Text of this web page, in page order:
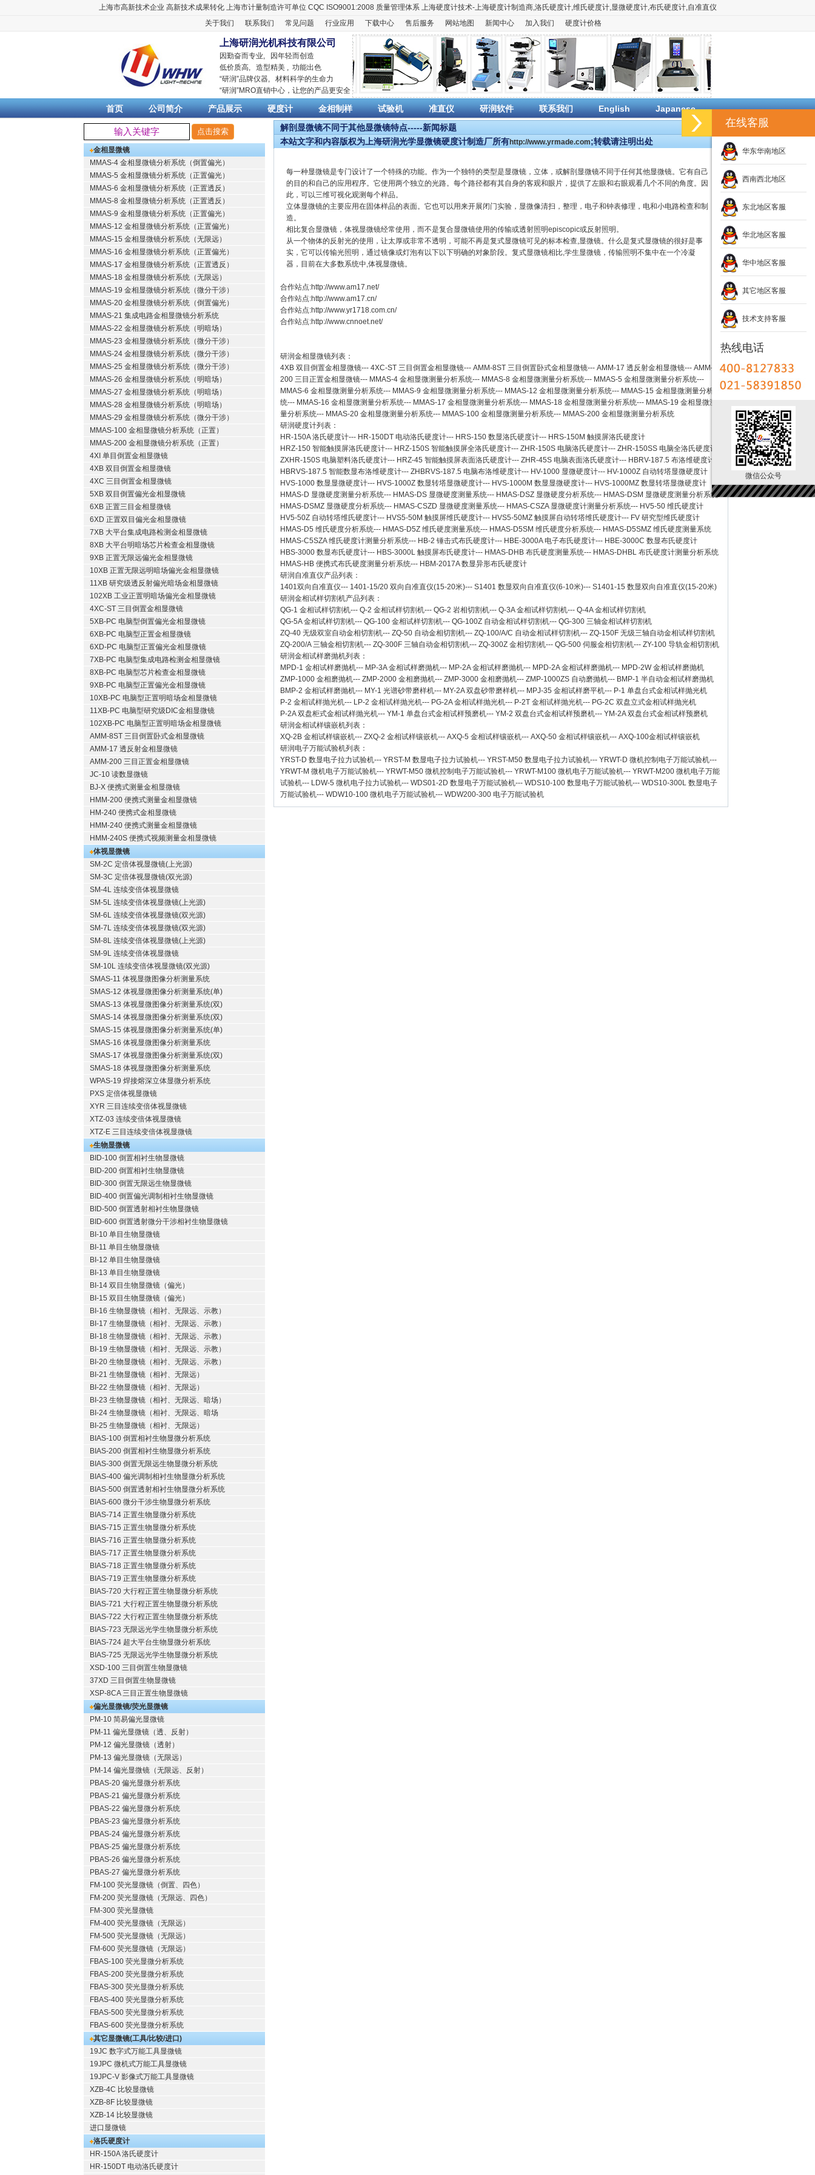
上海市高新技术企业 高新技术成果转化 上海市计量制造许可单位 CQC ISO9001:2008 质量管理体系 上海硬度计技术-上海硬度计制造商,洛氏硬度计,维氏硬度计,显微硬度计,布氏硬度计,自准直仪
关于我们
联系我们 常见问题 行业应用 下载中心 售后服务 网站地图 新闻中心 加入我们 硬度计价格
上海研润光机科技有限公司
因勤奋而专业, 因年轻而创造
低价质高, 造型精美 , 功能出色
“研润”品牌仪器, 材料科学的生命力
“研润”MRO直销中心，让您的产品更安全
首页 公司简介 产品展示 硬度计 金相制样 试验机 准直仪 研润软件 联系我们 English Japanese
金相显微镜
MMAS-4 金相显微镜分析系统（倒置偏光）
MMAS-5 金相显微镜分析系统（正置偏光）
MMAS-6 金相显微镜分析系统（正置透反）
MMAS-8 金相显微镜分析系统（正置透反）
MMAS-9 金相显微镜分析系统（正置偏光）
MMAS-12 金相显微镜分析系统（正置偏光）
MMAS-15 金相显微镜分析系统（无限远）
MMAS-16 金相显微镜分析系统（正置偏光）
MMAS-17 金相显微镜分析系统（正置透反）
MMAS-18 金相显微镜分析系统（无限远）
MMAS-19 金相显微镜分析系统（微分干涉）
MMAS-20 金相显微镜分析系统（倒置偏光）
MMAS-21 集成电路金相显微镜分析系统
MMAS-22 金相显微镜分析系统（明暗场）
MMAS-23 金相显微镜分析系统（微分干涉）
MMAS-24 金相显微镜分析系统（微分干涉）
MMAS-25 金相显微镜分析系统（微分干涉）
MMAS-26 金相显微镜分析系统（明暗场）
MMAS-27 金相显微镜分析系统（明暗场）
MMAS-28 金相显微镜分析系统（明暗场）
MMAS-29 金相显微镜分析系统（微分干涉）
MMAS-100 金相显微镜分析系统（正置）
MMAS-200 金相显微镜分析系统（正置）
4XI 单目倒置金相显微镜
4XB 双目倒置金相显微镜
4XC 三目倒置金相显微镜
5XB 双目倒置偏光金相显微镜
6XB 正置三目金相显微镜
6XD 正置双目偏光金相显微镜
7XB 大平台集成电路检测金相显微镜
8XB 大平台明暗场芯片检查金相显微镜
9XB 正置无限远偏光金相显微镜
10XB 正置无限远明暗场偏光金相显微镜
11XB 研究级透反射偏光暗场金相显微镜
102XB 工业正置明暗场偏光金相显微镜
4XC-ST 三目倒置金相显微镜
5XB-PC 电脑型倒置偏光金相显微镜
6XB-PC 电脑型正置金相显微镜
6XD-PC 电脑型正置偏光金相显微镜
7XB-PC 电脑型集成电路检测金相显微镜
8XB-PC 电脑型芯片检查金相显微镜
9XB-PC 电脑型正置偏光金相显微镜
10XB-PC 电脑型正置明暗场金相显微镜
11XB-PC 电脑型研究级DIC金相显微镜
102XB-PC 电脑型正置明暗场金相显微镜
AMM-8ST 三目倒置卧式金相显微镜
AMM-17 透反射金相显微镜
AMM-200 三目正置金相显微镜
JC-10 读数显微镜
BJ-X 便携式测量金相显微镜
HMM-200 便携式测量金相显微镜
HM-240 便携式金相显微镜
HMM-240 便携式测量金相显微镜
HMM-240S 便携式视频测量金相显微镜
体视显微镜
SM-2C 定倍体视显微镜(上光源)
SM-3C 定倍体视显微镜(双光源)
SM-4L 连续变倍体视显微镜
SM-5L 连续变倍体视显微镜(上光源)
SM-6L 连续变倍体视显微镜(双光源)
SM-7L 连续变倍体视显微镜(双光源)
SM-8L 连续变倍体视显微镜(上光源)
SM-9L 连续变倍体视显微镜
SM-10L 连续变倍体视显微镜(双光源)
SMAS-11 体视显微图像分析测量系统
SMAS-12 体视显微图像分析测量系统(单)
SMAS-13 体视显微图像分析测量系统(双)
SMAS-14 体视显微图像分析测量系统(双)
SMAS-15 体视显微图像分析测量系统(单)
SMAS-16 体视显微图像分析测量系统
SMAS-17 体视显微图像分析测量系统(双)
SMAS-18 体视显微图像分析测量系统
WPAS-19 焊接熔深立体显微分析系统
PXS 定倍体视显微镜
XYR 三目连续变倍体视显微镜
XTZ-03 连续变倍体视显微镜
XTZ-E 三目连续变倍体视显微镜
生物显微镜
BID-100 倒置相衬生物显微镜
BID-200 倒置相衬生物显微镜
BID-300 倒置无限远生物显微镜
BID-400 倒置偏光调制相衬生物显微镜
BID-500 倒置透射相衬生物显微镜
BID-600 倒置透射微分干涉相衬生物显微镜
BI-10 单目生物显微镜
BI-11 单目生物显微镜
BI-12 单目生物显微镜
BI-13 单目生物显微镜
BI-14 双目生物显微镜（偏光）
BI-15 双目生物显微镜（偏光）
BI-16 生物显微镜（相衬、无限远、示教）
BI-17 生物显微镜（相衬、无限远、示教）
BI-18 生物显微镜（相衬、无限远、示教）
BI-19 生物显微镜（相衬、无限远、示教）
BI-20 生物显微镜（相衬、无限远、示教）
BI-21 生物显微镜（相衬、无限远）
BI-22 生物显微镜（相衬、无限远）
BI-23 生物显微镜（相衬、无限远、暗场）
BI-24 生物显微镜（相衬、无限远、暗场
BI-25 生物显微镜（相衬、无限远）
BIAS-100 倒置相衬生物显微分析系统
BIAS-200 倒置相衬生物显微分析系统
BIAS-300 倒置无限远生物显微分析系统
BIAS-400 偏光调制相衬生物显微分析系统
BIAS-500 倒置透射相衬生物显微分析系统
BIAS-600 微分干涉生物显微分析系统
BIAS-714 正置生物显微分析系统
BIAS-715 正置生物显微分析系统
BIAS-716 正置生物显微分析系统
BIAS-717 正置生物显微分析系统
BIAS-718 正置生物显微分析系统
BIAS-719 正置生物显微分析系统
BIAS-720 大行程正置生物显微分析系统
BIAS-721 大行程正置生物显微分析系统
BIAS-722 大行程正置生物显微分析系统
BIAS-723 无限远光学生物显微分析系统
BIAS-724 超大平台生物显微分析系统
BIAS-725 无限远光学生物显微分析系统
XSD-100 三目倒置生物显微镜
37XD 三目倒置生物显微镜
XSP-8CA 三目正置生物显微镜
偏光显微镜/荧光显微镜
PM-10 简易偏光显微镜
PM-11 偏光显微镜（透、反射）
PM-12 偏光显微镜（透射）
PM-13 偏光显微镜（无限远）
PM-14 偏光显微镜（无限远、反射）
PBAS-20 偏光显微分析系统
PBAS-21 偏光显微分析系统
PBAS-22 偏光显微分析系统
PBAS-23 偏光显微分析系统
PBAS-24 偏光显微分析系统
PBAS-25 偏光显微分析系统
PBAS-26 偏光显微分析系统
PBAS-27 偏光显微分析系统
FM-100 荧光显微镜（倒置、四色）
FM-200 荧光显微镜（无限远、四色）
FM-300 荧光显微镜
FM-400 荧光显微镜（无限远）
FM-500 荧光显微镜（无限远）
FM-600 荧光显微镜（无限远）
FBAS-100 荧光显微分析系统
FBAS-200 荧光显微分析系统
FBAS-300 荧光显微分析系统
FBAS-400 荧光显微分析系统
FBAS-500 荧光显微分析系统
FBAS-600 荧光显微分析系统
其它显微镜(工具/比较/进口)
19JC 数字式万能工具显微镜
19JPC 微机式万能工具显微镜
19JPC-V 影像式万能工具显微镜
XZB-4C 比较显微镜
XZB-8F 比较显微镜
XZB-14 比较显微镜
进口显微镜
洛氏硬度计
HR-150A 洛氏硬度计
HR-150DT 电动洛氏硬度计
解剖显微镜不同于其他显微镜特点-----新闻标题
本站文字和内容版权为上海研润光学显微镜硬度计制造厂所有http://www.yrmade.com;转载请注明出处
每一种显微镜是专门设计了一个特殊的功能。作为一个独特的类型是显微镜，立体，或解剖显微镜不同于任何其他显微镜。它有自己
的目的和自己的应用程序。它使用两个独立的光路。每个路径都有其自身的客观和眼片，提供了左眼和右眼观看几个不同的角度。因
此，可以三维可视化观测每个样品。
立体显微镜的主要应用在固体样品的表面。它也可以用来开展闭门实验，显微像清扫，整理，电子和钟表修理，电和小电路检查和制
造。
相比复合显微镜，体视显微镜经常使用，而不是复合显微镜使用的传输或透射照明episcopic或反射照明。
从一个物体的反射光的使用，让太厚或非常不透明，可能不再是复式显微镜可见的标本检查,显微镜。什么是复式显微镜的很好是事
实，它可以传输光照明，通过镜像或灯泡有以下以下明确的对象阶段。复式显微镜相比,学生显微镜，传输照明不集中在一个冷凝
器，目前在大多数系统中,体视显微镜。
合作站点:http://www.am17.net/
合作站点:http://www.am17.cn/
合作站点:http://www.yr1718.com.cn/
合作站点:http://www.cnnoet.net/
研润金相显微镜列表：
4XB 双目倒置金相显微镜--- 4XC-ST 三目倒置金相显微镜--- AMM-8ST 三目倒置卧式金相显微镜--- AMM-17 透反射金相显微镜--- AMM-
200 三目正置金相显微镜--- MMAS-4 金相显微测量分析系统--- MMAS-8 金相显微测量分析系统--- MMAS-5 金相显微测量分析系统---
MMAS-6 金相显微测量分析系统--- MMAS-9 金相显微测量分析系统--- MMAS-12 金相显微测量分析系统--- MMAS-15 金相显微测量分析系
统--- MMAS-16 金相显微测量分析系统--- MMAS-17 金相显微测量分析系统--- MMAS-18 金相显微测量分析系统--- MMAS-19 金相显微测
量分析系统--- MMAS-20 金相显微测量分析系统--- MMAS-100 金相显微测量分析系统--- MMAS-200 金相显微测量分析系统
研润硬度计列表：
HR-150A 洛氏硬度计--- HR-150DT 电动洛氏硬度计--- HRS-150 数显洛氏硬度计--- HRS-150M 触摸屏洛氏硬度计
HRZ-150 智能触摸屏洛氏硬度计--- HRZ-150S 智能触摸屏全洛氏硬度计--- ZHR-150S 电脑洛氏硬度计--- ZHR-150SS 电脑全洛氏硬度计
ZXHR-150S 电脑塑料洛氏硬度计--- HRZ-45 智能触摸屏表面洛氏硬度计--- ZHR-45S 电脑表面洛氏硬度计--- HBRV-187.5 布洛维硬度计
HBRVS-187.5 智能数显布洛维硬度计--- ZHBRVS-187.5 电脑布洛维硬度计--- HV-1000 显微硬度计--- HV-1000Z 自动转塔显微硬度计
HVS-1000 数显显微硬度计--- HVS-1000Z 数显转塔显微硬度计--- HVS-1000M 数显显微硬度计--- HVS-1000MZ 数显转塔显微硬度计
HMAS-D 显微硬度测量分析系统--- HMAS-DS 显微硬度测量系统--- HMAS-DSZ 显微硬度分析系统--- HMAS-DSM 显微硬度测量分析系统
HMAS-DSMZ 显微硬度分析系统--- HMAS-CSZD 显微硬度测量系统--- HMAS-CSZA 显微硬度计测量分析系统--- HV5-50 维氏硬度计
HV5-50Z 自动转塔维氏硬度计--- HVS5-50M 触摸屏维氏硬度计--- HVS5-50MZ 触摸屏自动转塔维氏硬度计--- FV 研究型维氏硬度计
HMAS-D5 维氏硬度分析系统--- HMAS-D5Z 维氏硬度测量系统--- HMAS-D5SM 维氏硬度分析系统--- HMAS-D5SMZ 维氏硬度测量系统
HMAS-C5SZA 维氏硬度计测量分析系统--- HB-2 锤击式布氏硬度计--- HBE-3000A 电子布氏硬度计--- HBE-3000C 数显布氏硬度计
HBS-3000 数显布氏硬度计--- HBS-3000L 触摸屏布氏硬度计--- HMAS-DHB 布氏硬度测量系统--- HMAS-DHBL 布氏硬度计测量分析系统
HMAS-HB 便携式布氏硬度测量分析系统--- HBM-2017A 数显异形布氏硬度计
研润自准直仪产品列表：
1401双向自准直仪--- 1401-15/20 双向自准直仪(15-20米)--- S1401 数显双向自准直仪(6-10米)--- S1401-15 数显双向自准直仪(15-20米)
研润金相试样切割机产品列表：
QG-1 金相试样切割机--- Q-2 金相试样切割机--- QG-2 岩相切割机--- Q-3A 金相试样切割机--- Q-4A 金相试样切割机
QG-5A 金相试样切割机--- QG-100 金相试样切割机--- QG-100Z 自动金相试样切割机--- QG-300 三轴金相试样切割机
ZQ-40 无级双室自动金相切割机--- ZQ-50 自动金相切割机--- ZQ-100/A/C 自动金相试样切割机--- ZQ-150F 无级三轴自动金相试样切割机
ZQ-200/A 三轴金相切割机--- ZQ-300F 三轴自动金相切割机--- ZQ-300Z 金相切割机--- QG-500 伺服金相切割机--- ZY-100 导轨金相切割机
研润金相试样磨抛机列表：
MPD-1 金相试样磨抛机--- MP-3A 金相试样磨抛机--- MP-2A 金相试样磨抛机--- MPD-2A 金相试样磨抛机--- MPD-2W 金相试样磨抛机
ZMP-1000 金相磨抛机--- ZMP-2000 金相磨抛机--- ZMP-3000 金相磨抛机--- ZMP-1000ZS 自动磨抛机--- BMP-1 半自动金相试样磨抛机
BMP-2 金相试样磨抛机--- MY-1 光谱砂带磨样机--- MY-2A 双盘砂带磨样机--- MPJ-35 金相试样磨平机--- P-1 单盘台式金相试样抛光机
P-2 金相试样抛光机--- LP-2 金相试样抛光机--- PG-2A 金相试样抛光机--- P-2T 金相试样抛光机--- PG-2C 双盘立式金相试样抛光机
P-2A 双盘柜式金相试样抛光机--- YM-1 单盘台式金相试样预磨机--- YM-2 双盘台式金相试样预磨机--- YM-2A 双盘台式金相试样预磨机
研润金相试样镶嵌机列表：
XQ-2B 金相试样镶嵌机--- ZXQ-2 金相试样镶嵌机--- AXQ-5 金相试样镶嵌机--- AXQ-50 金相试样镶嵌机--- AXQ-100金相试样镶嵌机
研润电子万能试验机列表：
YRST-D 数显电子拉力试验机--- YRST-M 数显电子拉力试验机--- YRST-M50 数显电子拉力试验机--- YRWT-D 微机控制电子万能试验机---
YRWT-M 微机电子万能试验机--- YRWT-M50 微机控制电子万能试验机--- YRWT-M100 微机电子万能试验机--- YRWT-M200 微机电子万能
试验机--- LDW-5 微机电子拉力试验机--- WDS01-2D 数显电子万能试验机--- WDS10-100 数显电子万能试验机--- WDS10-300L 数显电子
万能试验机--- WDW10-100 微机电子万能试验机--- WDW200-300 电子万能试验机
在线客服
华东华南地区
西南西北地区
东北地区客服
华北地区客服
华中地区客服
其它地区客服
技术支持客服
热线电话
微信公众号